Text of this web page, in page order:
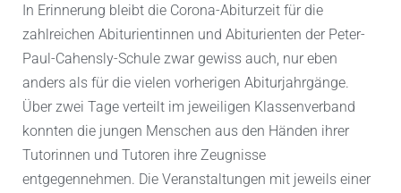
In Erinnerung bleibt die Corona-Abiturzeit für die
zahlreichen Abiturientinnen und Abiturienten der Peter-
Paul-Cahensly-Schule zwar gewiss auch, nur eben
anders als für die vielen vorherigen Abiturjahrgänge.
Über zwei Tage verteilt im jeweiligen Klassenverband
konnten die jungen Menschen aus den Händen ihrer
Tutorinnen und Tutoren ihre Zeugnisse
entgegennehmen. Die Veranstaltungen mit jeweils einer